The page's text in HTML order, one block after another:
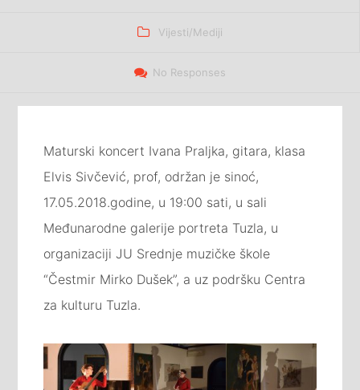
Categories
Vijesti/Mediji
No Responses
Maturski koncert Ivana Praljka, gitara, klasa
Elvis Sivčević, prof, održan je sinoć,
17.05.2018.godine, u 19:00 sati, u sali
Međunarodne galerije portreta Tuzla, u
organizaciji JU Srednje muzičke škole
“Čestmir Mirko Dušek”, a uz podršku Centra
za kulturu Tuzla.